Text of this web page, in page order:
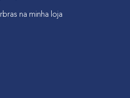
na minha loja